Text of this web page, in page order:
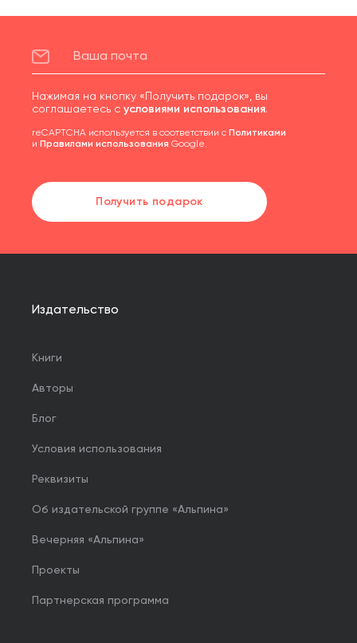
Нажимая на кнопку «Получить подарок», вы
соглашаетесь с условиями использования.
reCAPTCHA используется в соответствии с Политиками
и Правилами использования Google.
Получить подарок
Издательство
Книги
Авторы
Блог
Условия использования
Реквизиты
Об издательской группе «Альпина»
Вечерняя «Альпина»
Проекты
Партнерская программа